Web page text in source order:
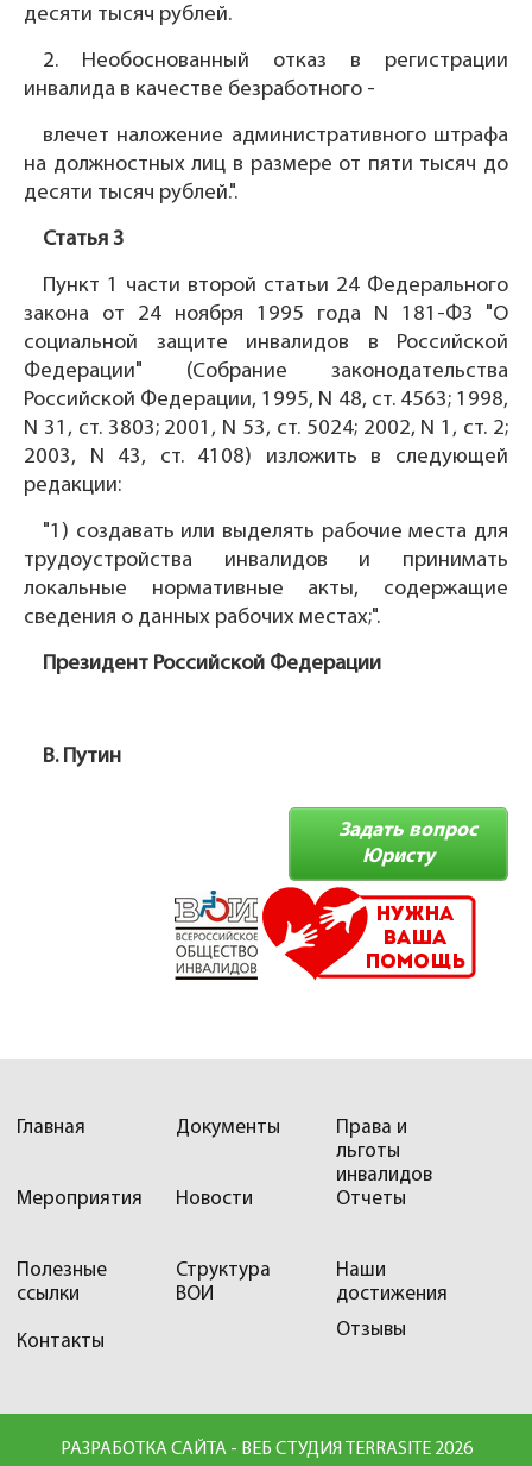
десяти тысяч рублей.
2. Необоснованный отказ в регистрации
инвалида в качестве безработного -
влечет наложение административного штрафа
на должностных лиц в размере от пяти тысяч до
десяти тысяч рублей.".
Статья 3
Пункт 1 части второй статьи 24 Федерального
закона от 24 ноября 1995 года N 181-ФЗ "О
социальной защите инвалидов в Российской
Федерации" (Собрание законодательства
Российской Федерации, 1995, N 48, ст. 4563; 1998,
N 31, ст. 3803; 2001, N 53, ст. 5024; 2002, N 1, ст. 2;
2003, N 43, ст. 4108) изложить в следующей
редакции:
"1) создавать или выделять рабочие места для
трудоустройства инвалидов и принимать
локальные нормативные акты, содержащие
сведения о данных рабочих местах;".
Президент Российской Федерации
В. Путин
Задать вопрос
Юристу
Главная Документы
Права и
льготы
инвалидов
Мероприятия
Новости Отчеты
Полезные
ссылки
Структура
ВОИ
Наши
достижения
Отзывы
Контакты
РАЗРАБОТКА САЙТА - ВЕБ СТУДИЯ TERRASITE 2026